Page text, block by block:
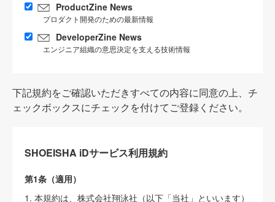
ProductZine News
プロダクト開発のための最新情報
DeveloperZine News
エンジニア組織の意思決定を支える技術情報
下記規約をご確認いただきすべての内容に同意の上、チ
ェックボックスにチェックを付けてご登録ください。
SHOEISHA iDサービス利用規約
第1条（適用）
1. 本規約は、株式会社翔泳社（以下「当社」といいます）